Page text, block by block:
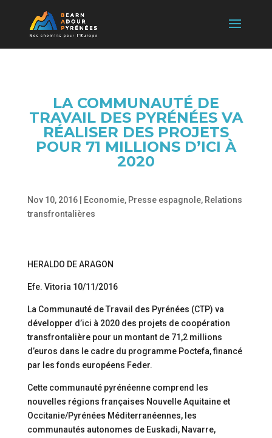
LA COMMUNAUTÉ DE
TRAVAIL DES PYRÉNÉES VA
RÉALISER DES PROJETS
POUR 71 MILLIONS D’ICI À
2020
Nov 10, 2016| Economie, Presse espagnole, Relations
transfrontalières
HERALDO DE ARAGON
Efe. Vitoria 10/11/2016
La Communauté de Travail des Pyrénées (CTP) va
développer d’ici à 2020 des projets de coopération
transfrontalière pour un montant de 71,2 millions
d’euros dans le cadre du programme Poctefa, financé
par les fonds européens Feder.
Cette communauté pyrénéenne comprend les
nouvelles régions françaises Nouvelle Aquitaine et
Occitanie/Pyrénées Méditerranéennes, les
communautés autonomes de Euskadi, Navarre,